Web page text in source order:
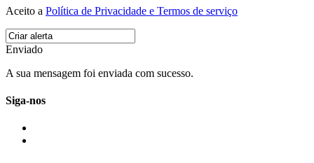
Aceito a Política de Privacidade e Termos de serviço
Enviado
A sua mensagem foi enviada com sucesso.
Siga-nos